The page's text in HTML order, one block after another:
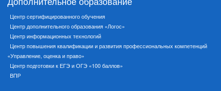
Центр сертифицированного обучения
Центр дополнительного образования «Логос»
Центр информационных технологий
Центр повышения квалификации и развития профессиональных компетенций
«Управление, оценка и право»
Центр подготовки к ЕГЭ и ОГЭ «100 баллов»
ВПР